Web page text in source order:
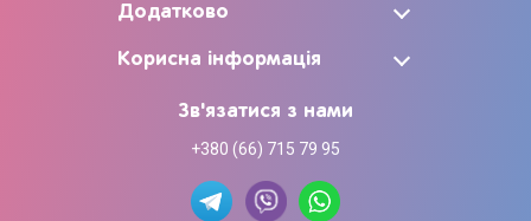
Додатково
Корисна інформація
Зв'язатися з нами
+380 (66) 715 79 95